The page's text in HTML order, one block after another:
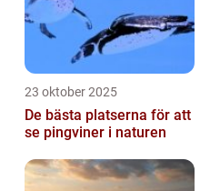
23 oktober 2025
De bästa platserna för att
se pingviner i naturen